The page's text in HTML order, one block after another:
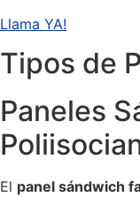
Llama YA!
Tipos de
Paneles
El panel sándwich